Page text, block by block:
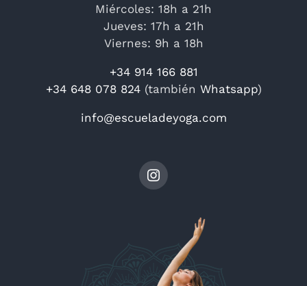
Miércoles: 18h a 21h
Jueves: 17h a 21h
Viernes: 9h a 18h
+34 914 166 881
+34 648 078 824(también Whatsapp)
info@escueladeyoga.com